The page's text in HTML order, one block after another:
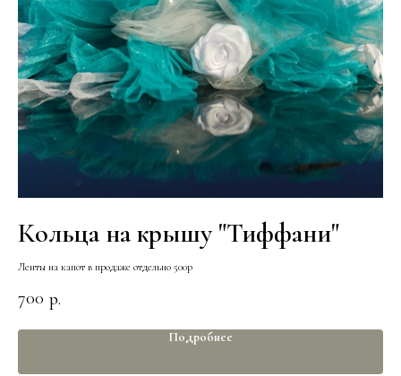
Кольца на крышу "Тиффани"
Ленты на капот в продаже отдельно 500р
700 р.
Подробнее